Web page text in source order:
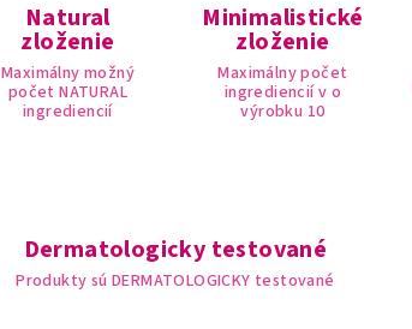
Natural
zloženie
Maximálny možný
počet NATURAL
ingrediencií
Minimalistické
zloženie
Maximálny počet
ingrediencií v o
výrobku 10
Dermatologicky testované
Produkty sú DERMATOLOGICKY testované